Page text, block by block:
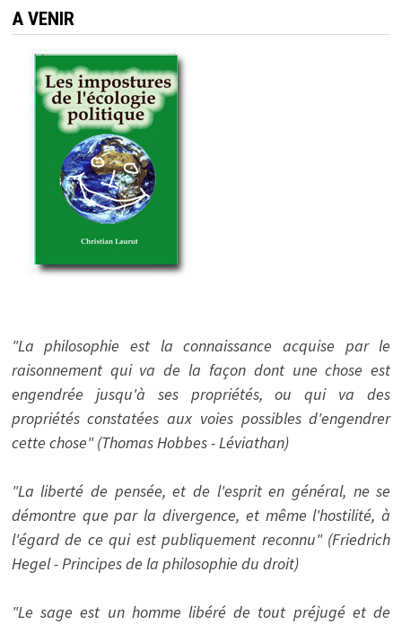
A VENIR
"La philosophie est la connaissance acquise par le
raisonnement qui va de la façon dont une chose est
engendrée jusqu'à ses propriétés, ou qui va des
propriétés constatées aux voies possibles d'engendrer
cette chose" (Thomas Hobbes - Léviathan)
"La liberté de pensée, et de l'esprit en général, ne se
démontre que par la divergence, et même l'hostilité, à
l'égard de ce qui est publiquement reconnu" (Friedrich
Hegel - Principes de la philosophie du droit)
"Le sage est un homme libéré de tout préjugé et de